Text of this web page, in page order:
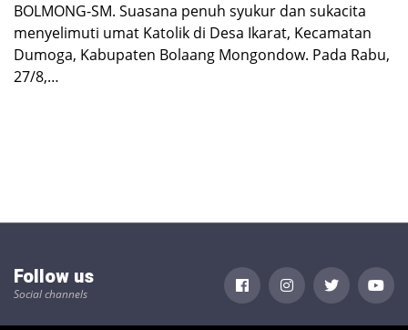
BOLMONG-SM. Suasana penuh syukur dan sukacita
menyelimuti umat Katolik di Desa Ikarat, Kecamatan
Dumoga, Kabupaten Bolaang Mongondow. Pada Rabu,
27/8,…
Follow us
Social channels